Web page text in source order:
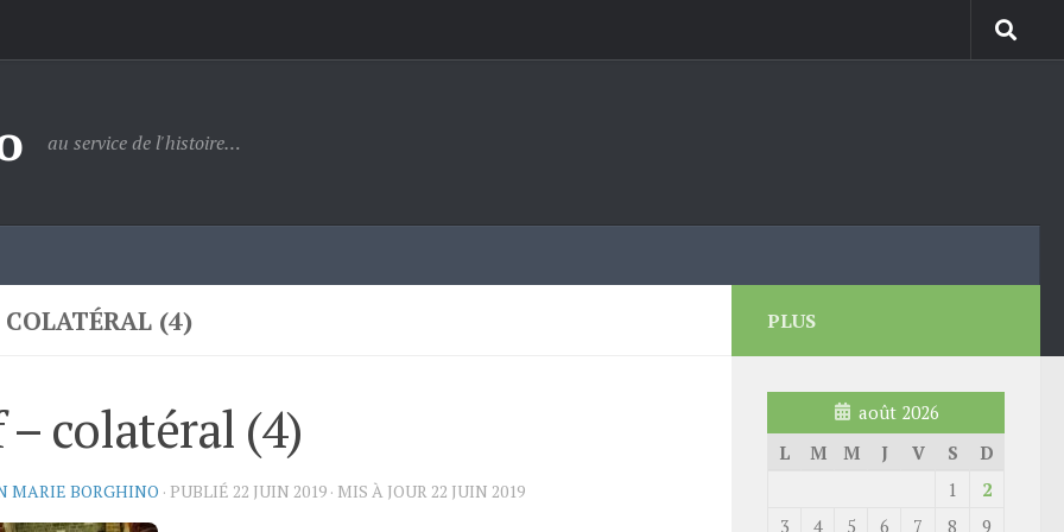
au service de l'histoire…
COLATÉRAL (4)
– colatéral (4)
MARIE BORGHINO · PUBLIÉ 22 JUIN 2019 · MIS À JOUR 22 JUIN 2019
PLUS
août 2026
L
M M J V S
D
1
2
3
4 5 6 7 8
9